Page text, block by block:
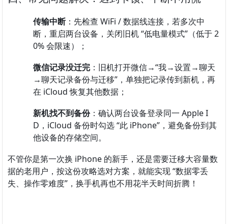
传输中断：先检查 WiFi / 数据线连接，若多次中
断，重启两台设备，关闭旧机 “低电量模式”（低于 2
0% 会限速）；
微信记录没迁完 ：旧机打开微信→“我→设置→聊天
→聊天记录备份与迁移”，单独把记录传到新机，再
在 iCloud 恢复其他数据；
新机找不到备份：确认两台设备登录同一 Apple I
D，iCloud 备份时勾选 “此 iPhone”，避免备份到其
他设备的存储空间。
不管你是第一次换 iPhone 的新手，还是需要迁移大容量数
据的老用户，按这份攻略选对方案，就能实现 “数据零丢
失、操作零难度”，换手机再也不用花半天时间折腾！